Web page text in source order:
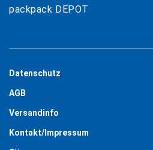
packpack DEPOT
Datenschutz
AGB
Versandinfo
Kontakt/Impressum